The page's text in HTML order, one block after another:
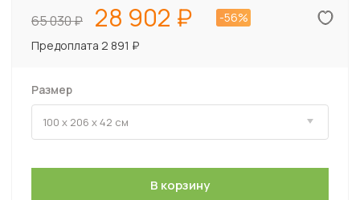
65 030 28 902
-56%
Предоплата 2 891 ₽
Размер